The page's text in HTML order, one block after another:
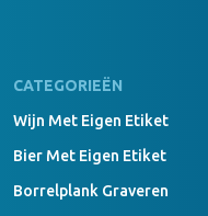
CATEGORIEËN
Wijn Met Eigen Etiket
Bier Met Eigen Etiket
Borrelplank Graveren